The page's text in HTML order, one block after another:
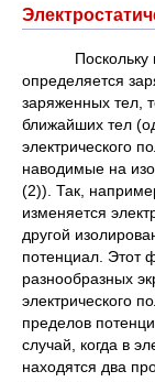
Поскольку
определяется
заряженных тел,
ближайших тел
электрического
наводимые на
(2)). Так,
изменяется
другой
потенциал. Этот
разнообразных
электрического
пределов
случай, когда в
находятся два